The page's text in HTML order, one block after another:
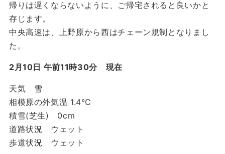
帰りは遅くならないように、ご帰宅されると良いかと
存じます。
中央高速は、上野原から西はチェーン規制となりまし
た。
2月10日 午前11時30分 現在
天気 雪
相模原の外気温 1.4℃
積雪(芝生) 0cm
道路状況 ウェット
歩道状況 ウェット